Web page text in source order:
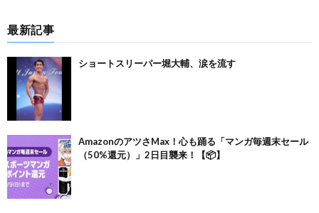
最新記事
ショートスリーパー堀大輔、涙を流す
AmazonのアツさMax！心も踊る「マンガ毎週末セール
（50%還元）」2日目襲来！【📦】